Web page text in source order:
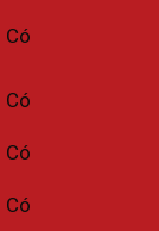
Có
Có
Có
Có